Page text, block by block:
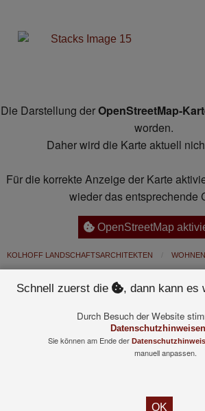
Die Darstellung derOpenStreetMap-
worden.
Daher wird die Karte aktuell
Für die korrekte Anzeige der Karte
wieder das entsprechende
OpenStreetMap
KOLHOFF LANDSCHAFTSARCHITEKTEN WOHNEN
Impressum |
Umsetzung:rumecon.de -
Schnell zuerst die , dann kann
Durch Besuch der Website
Datenschutzhinweisen
Sie können am Ende der
manuell anpassen.
OK